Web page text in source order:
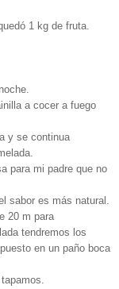
1 kg de fruta.
a cocer a fuego
y se continua
para mi padre que no
sabor es más natural.
20 m para
tendremos los
en un paño boca